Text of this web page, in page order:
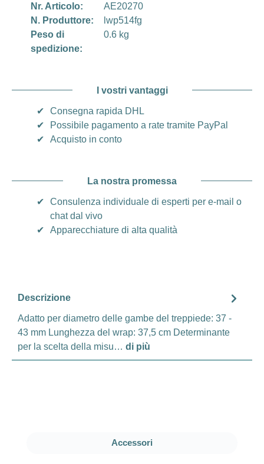
Nr. Articolo:
AE20270
N. Produttore:
lwp514fg
Peso di
spedizione:
0.6 kg
I vostri vantaggi
✔
Consegna rapida DHL
✔
Possibile pagamento a rate tramite PayPal
✔
Acquisto in conto
La nostra promessa
✔
Consulenza individuale di esperti per e-mail o
chat dal vivo
✔
Apparecchiature di alta qualità
Descrizione
Adatto per diametro delle gambe del treppiede: 37 -
43 mm Lunghezza del wrap: 37,5 cm Determinante
per la scelta della misu… di più
Salta la galleria dei prodotti
Accessori